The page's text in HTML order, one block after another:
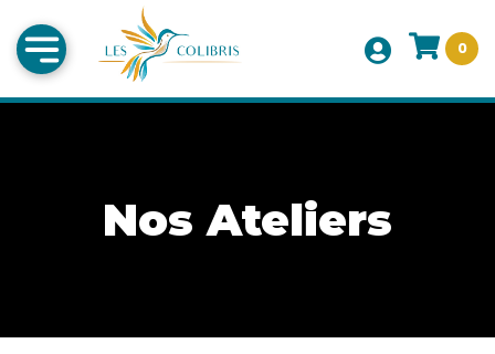
0
Nos Ateliers